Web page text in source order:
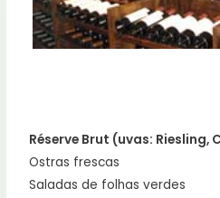
Réserve Brut (uvas: Riesling,
Ostras frescas
Saladas de folhas verdes